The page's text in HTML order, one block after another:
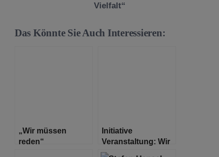
Vielfalt“
Das Könnte Sie Auch Interessieren:
„Wir müssen
reden“
Initiative
Veranstaltung: Wir
müssen reden